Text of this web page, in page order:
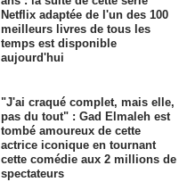
Netflix adaptée de l'un des 100
meilleurs livres de tous les
temps est disponible
aujourd'hui
"J'ai craqué complet, mais elle,
pas du tout" : Gad Elmaleh est
tombé amoureux de cette
actrice iconique en tournant
cette comédie aux 2 millions de
spectateurs